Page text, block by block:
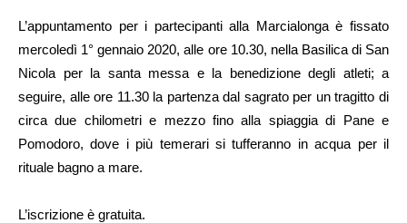
L’appuntamento per i partecipanti alla Marcialonga è fissato
mercoledì 1° gennaio 2020, alle ore 10.30, nella Basilica di San
Nicola per la santa messa e la benedizione degli atleti; a
seguire, alle ore 11.30 la partenza dal sagrato per un tragitto di
circa due chilometri e mezzo fino alla spiaggia di Pane e
Pomodoro, dove i più temerari si tufferanno in acqua per il
rituale bagno a mare.
L’iscrizione è gratuita.